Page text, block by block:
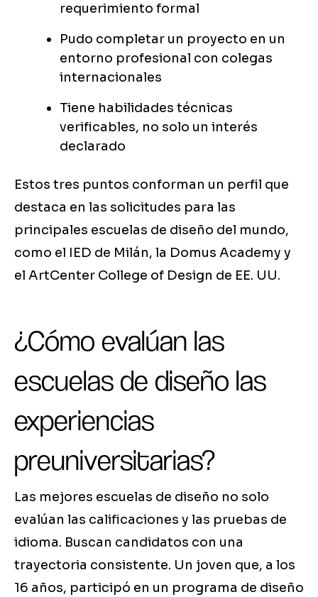
requerimiento formal
Pudo completar un proyecto en un
entorno profesional con colegas
internacionales
Tiene habilidades técnicas
verificables, no solo un interés
declarado
Estos tres puntos conforman un perfil que
destaca en las solicitudes para las
principales escuelas de diseño del mundo,
como el IED de Milán, la Domus Academy y
el ArtCenter College of Design de EE. UU.
¿Cómo evalúan las
escuelas de diseño las
experiencias
preuniversitarias?
Las mejores escuelas de diseño no solo
evalúan las calificaciones y las pruebas de
idioma. Buscan candidatos con una
trayectoria consistente. Un joven que, a los
16 años, participó en un programa de diseño